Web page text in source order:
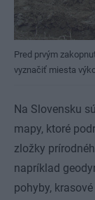
Pred prvým
vyznačiť miesta
Na Slovensku
mapy, ktoré
zložky
napríklad
pohyby,